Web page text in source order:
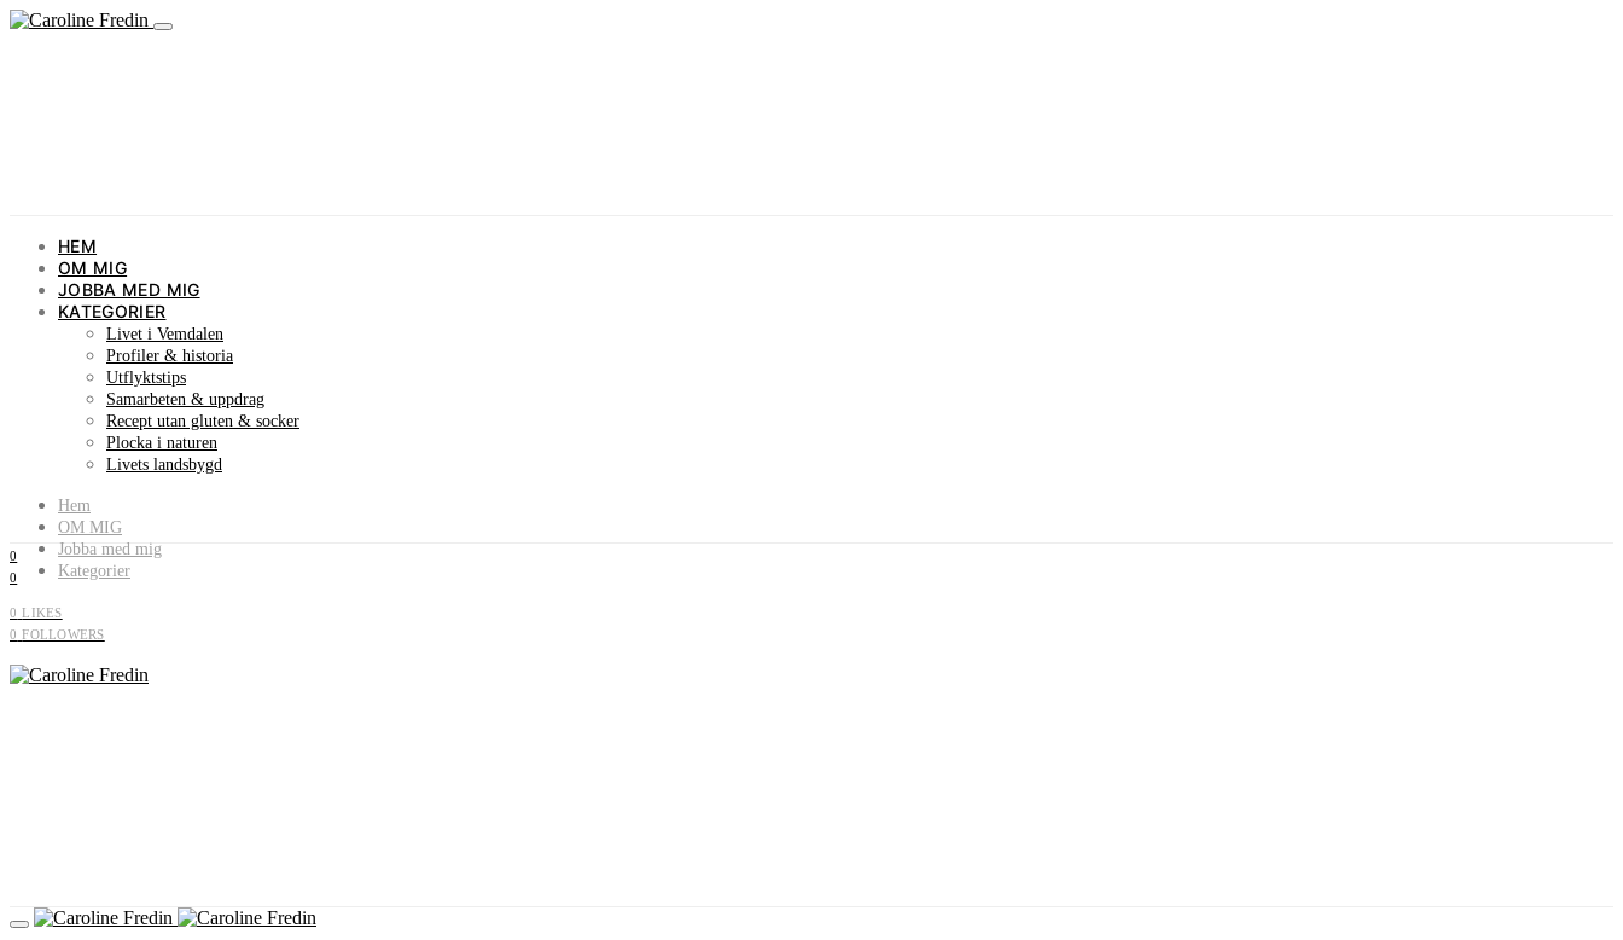
HEM
OM MIG
JOBBA MED MIG
KATEGORIER
Livet i Vemdalen
Profiler & historia
Utflyktstips
Samarbeten & uppdrag
Recept utan gluten & socker
Plocka i naturen
Livets landsbygd
Hem
OM MIG
Jobba med mig
Kategorier
0 LIKES
0 FOLLOWERS
0
0